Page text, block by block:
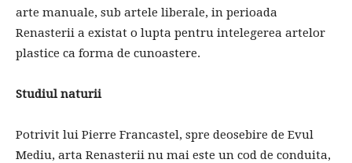
arte manuale, sub artele liberale, in perioada
Renasterii a existat o lupta pentru intelegerea artelor
plastice ca forma de cunoastere.
Studiul naturii
Potrivit lui Pierre Francastel, spre deosebire de Evul
Mediu, arta Renasterii nu mai este un cod de conduita,